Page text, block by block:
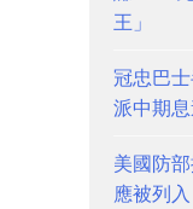
王」
冠忠巴
派中期
美國防
應被列